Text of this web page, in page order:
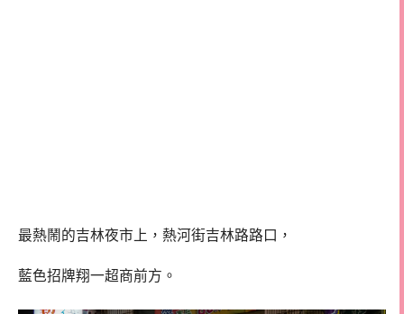
最熱鬧的吉林夜市上，熱河街吉林路路口，
藍色招牌翔一超商前方。